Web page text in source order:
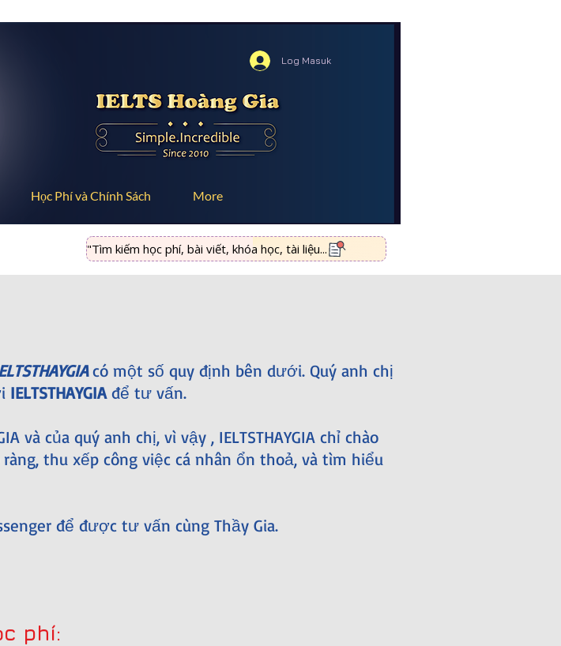
Log Masuk
Học Phí và Chính Sách More
"Tìm kiếm học phí, bài viết, khóa học, tài liệu...
có một số quy định bên dưới. Quý anh chị
IELTSTHAYGIAđể tư vấn.
và của quý anh chị, vì vậy , IELTSTHAYGIA chỉ chào
thu xếp công việc cá nhân ổn thoả, và tìm hiểu
để được tư vấn cùng Thầy Gia.
phí: